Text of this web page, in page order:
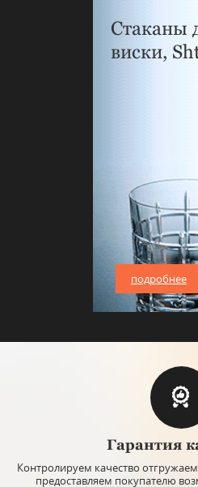
Стаканы
виски,
подробнее
Гарантия
Контролируем качество
предоставляем покупателю